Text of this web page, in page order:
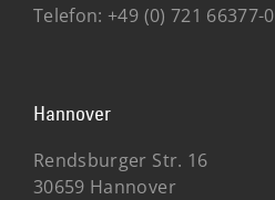
Telefon: +49 (0) 721 66377-0
Hannover
Rendsburger Str. 16
30659 Hannover